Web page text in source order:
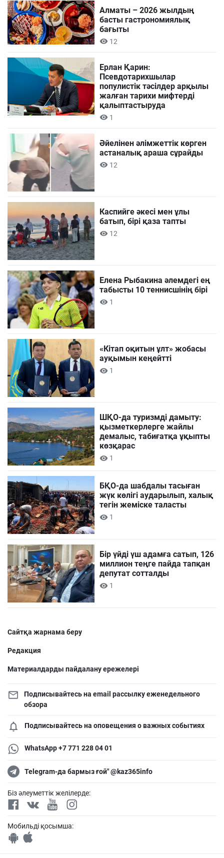
Алматы – 2026 жылдың
басты гастрономиялық
бағыты
12
Ерлан Қарин:
Псевдотарихшылар
популистік тәсілдер арқылы
жалған тарихи мифтерді
қалыптастыруда
1
Әйелінен әлімжеттік көрген
астаналық араша сұрайды
12
Каспийге әкесі мен ұлы
батып, бірі қаза тапты
12
Елена Рыбакина әлемдегі ең
табысты 10 теннисшінің бірі
1
«Кітап оқитын ұлт» жобасы
ауқымын кеңейтті
1
ШҚО-да туризмді дамыту:
қызметкерлерге жайлы
демалыс, табиғатқа ұқыпты
көзқарас
1
БҚО-да шабдалы тасыған
жүк көлігі аударылып, халық
тегін жеміске таласты
1
Бір үйді үш адамға сатып, 126
миллион теңге пайда тапқан
депутат сотталды
1
Сайтқа жарнама беру
Редакция
Материалдарды пайдалану ережелері
Подписывайтесь на email рассылку еженедельного
обзора
Подписывайтесь на оповещения о важных событиях
WhatsApp +7 771 228 04 01
Telegram-да бармыз ғой" @kaz365info
Біз әлеуметтік желілерде:
Мобильді қосымша: